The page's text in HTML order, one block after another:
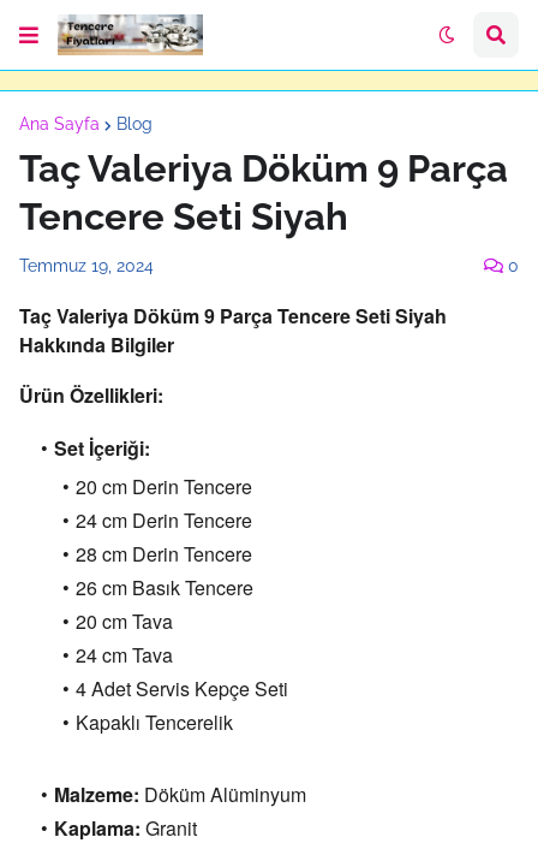
Ana Sayfa Blog
Taç Valeriya Döküm 9 Parça
Tencere Seti Siyah
Temmuz 19, 2024 0
Taç Valeriya Döküm 9 Parça Tencere Seti Siyah
Hakkında Bilgiler
Ürün Özellikleri:
Set İçeriği:
20 cm Derin Tencere
24 cm Derin Tencere
28 cm Derin Tencere
26 cm Basık Tencere
20 cm Tava
24 cm Tava
4 Adet Servis Kepçe Seti
Kapaklı Tencerelik
Malzeme: Döküm Alüminyum
Kaplama: Granit